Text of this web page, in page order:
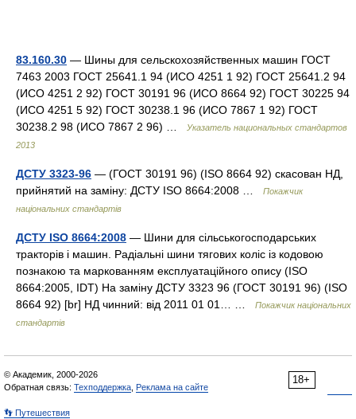
83.160.30 — Шины для сельскохозяйственных машин ГОСТ
7463 2003 ГОСТ 25641.1 94 (ИСО 4251 1 92) ГОСТ 25641.2 94
(ИСО 4251 2 92) ГОСТ 30191 96 (ИСО 8664 92) ГОСТ 30225 94
(ИСО 4251 5 92) ГОСТ 30238.1 96 (ИСО 7867 1 92) ГОСТ
30238.2 98 (ИСО 7867 2 96) …
Указатель национальных стандартов
2013
ДСТУ 3323-96 — (ГОСТ 30191 96) (ISO 8664 92) скасован НД,
прийнятий на заміну: ДСТУ ISO 8664:2008 …
Покажчик
національних стандартів
ДСТУ ISO 8664:2008 — Шини для сільськогосподарських
тракторів і машин. Радіальні шини тягових коліс із кодовою
познакою та маркованням експлуатаційного опису (ISO
8664:2005, IDT) На заміну ДСТУ 3323 96 (ГОСТ 30191 96) (ISO
8664 92) [br] НД чинний: від 2011 01 01… …
Покажчик національних
стандартів
18+
© Академик, 2000-2026
Обратная связь: Техподдержка Реклама на сайте
👣 Путешествия